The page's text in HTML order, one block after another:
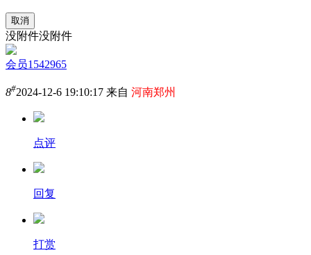
取消
没附件没附件
会员1542965
8#2024-12-6 19:10:17 来自 河南郑州
点评
回复
打赏